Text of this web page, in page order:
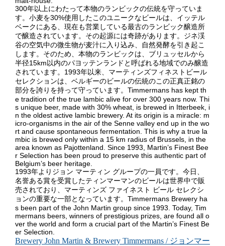
300年以上にわたって本物のランビックの伝統を守っていま
す。小麦を30%使用したこのユニークなビールは、イッテル
ベークにある、現在も営業している最古のランビック醸造所
で醸造されています。その起源には奇跡があります。ジネ渓
谷の空気中の微生物が麦汁に入り込み、自然発酵を引き起こ
します。そのため、本物のランビックは、ブリュッセルから
半径15km以内のパヨッテンランドと呼ばれる地域でのみ醸造
されています。1993年以来、マーティンズフィネストビール
セレクションは、ベルギーのビールの伝統のこの正真正銘の
部分を誇りを持って守っています。Timmermans has kept th
e tradition of the true lambic alive for over 300 years now. Thi
s unique beer, made with 30% wheat, is brewed in Itterbeek, i
n the oldest active lambic brewery. At its origin is a miracle: m
icro-organisms in the air of the Senne valley end up in the wo
rt and cause spontaneous fermentation. This is why a true la
mbic is brewed only within a 15 km radius of Brussels, in the
area known as Pajottenland. Since 1993, Martin’s Finest Bee
r Selection has been proud to preserve this authentic part of
Belgium’s beer heritage.
1993年よりジョン マーティン グループの一員です。今日、
名誉ある賞を受賞したティンマーマンのビールは世界中で販
売されており、マーティンズ ファイネスト ビール セレクシ
ョンの重要な一部となっています。Timmermans Brewery ha
s been part of the John Martin group since 1993. Today, Tim
mermans beers, winners of prestigious prizes, are found all o
ver the world and form a crucial part of the Martin’s Finest Be
er Selection.
Brewery John Martin & Brewery Timmermans / ジョンマー